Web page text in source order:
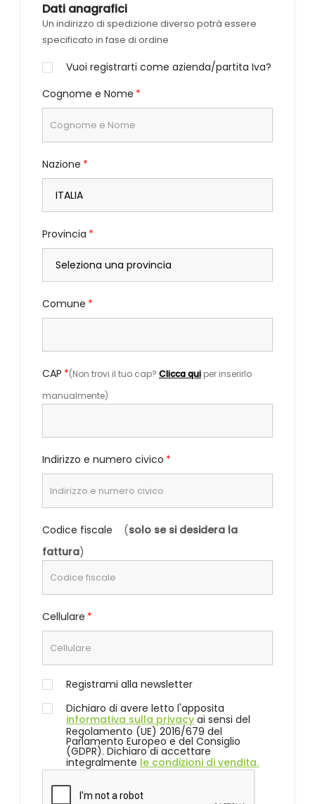
Dati anagrafici
Un indirizzo di spedizione diverso potrà essere
specificato in fase di ordine
Vuoi registrarti come azienda/partita Iva?
Cognome e Nome
Nazione
Provincia
Comune
CAP (Non trovi il tuo cap? Clicca qui per inserirlo
manualmente)
Indirizzo e numero civico
Codice fiscale (solo se si desidera la
fattura)
Cellulare
Registrami alla newsletter
Dichiaro di avere letto l'apposita
informativa sulla privacy ai sensi del
Regolamento (UE) 2016/679 del
Parlamento Europeo e del Consiglio
(GDPR). Dichiaro di accettare
integralmente le condizioni di vendita.